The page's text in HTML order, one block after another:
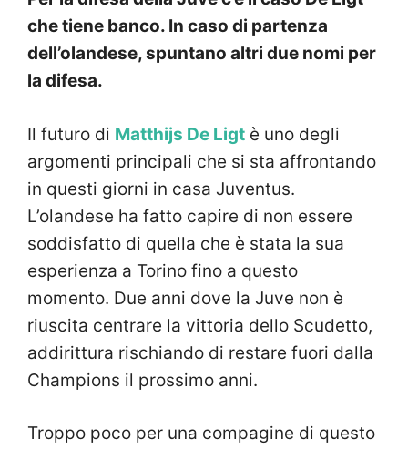
che tiene banco. In caso di partenza
dell’olandese, spuntano altri due nomi per
la difesa.
Il futuro di Matthijs De Ligt è uno degli
argomenti principali che si sta affrontando
in questi giorni in casa Juventus.
L’olandese ha fatto capire di non essere
soddisfatto di quella che è stata la sua
esperienza a Torino fino a questo
momento. Due anni dove la Juve non è
riuscita centrare la vittoria dello Scudetto,
addirittura rischiando di restare fuori dalla
Champions il prossimo anni.
Troppo poco per una compagine di questo